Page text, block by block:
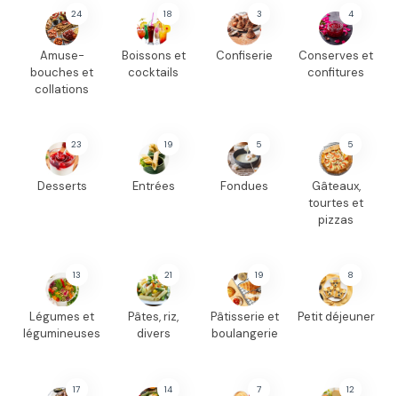
24
Amuse-
bouches et
collations
18
Boissons et
cocktails
3
Confiserie
4
Conserves et
confitures
23
Desserts
19
Entrées
5
Fondues
5
Gâteaux,
tourtes et
pizzas
13
Légumes et
légumineuses
21
Pâtes, riz,
divers
19
Pâtisserie et
boulangerie
8
Petit déjeuner
17 14 7 12